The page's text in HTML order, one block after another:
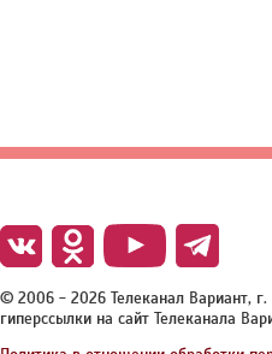
© 2006 - 2026 Телеканал Вариант,
гиперссылки на сайт Телеканала